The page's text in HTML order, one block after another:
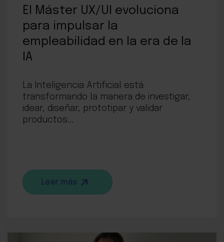
El Máster UX/UI evoluciona
para impulsar la
empleabilidad en la era de la
IA
La Inteligencia Artificial está
transformando la manera de investigar,
idear, diseñar, prototipar y validar
productos...
Leer más